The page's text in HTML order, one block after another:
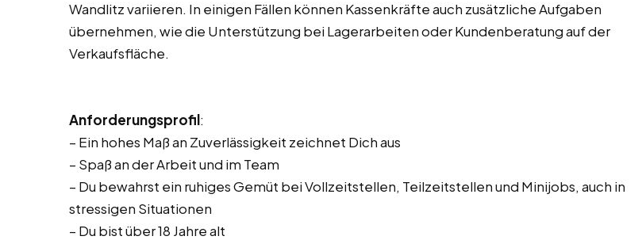
Wandlitz variieren. In einigen Fällen können Kassenkräfte auch zusätzliche Aufgaben
übernehmen, wie die Unterstützung bei Lagerarbeiten oder Kundenberatung auf der
Verkaufsfläche.
Anforderungsprofil:
– Ein hohes Maß an Zuverlässigkeit zeichnet Dich aus
– Spaß an der Arbeit und im Team
– Du bewahrst ein ruhiges Gemüt bei Vollzeitstellen, Teilzeitstellen und Minijobs, auch in
stressigen Situationen
– Du bist über 18 Jahre alt